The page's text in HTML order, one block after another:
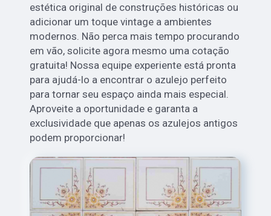
estética original de construções históricas ou
adicionar um toque vintage a ambientes
modernos. Não perca mais tempo procurando
em vão, solicite agora mesmo uma cotação
gratuita! Nossa equipe experiente está pronta
para ajudá-lo a encontrar o azulejo perfeito
para tornar seu espaço ainda mais especial.
Aproveite a oportunidade e garanta a
exclusividade que apenas os azulejos antigos
podem proporcionar!